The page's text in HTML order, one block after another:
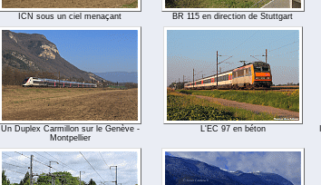
ICN sous un ciel menaçant BR 115 en direction de Stuttgart
Un Duplex Carmillon sur le Genève -
Montpellier
L'EC 97 en béton